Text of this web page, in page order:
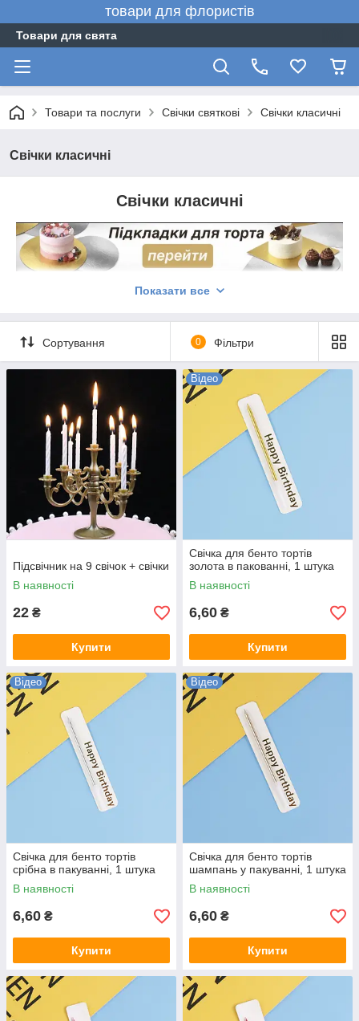
товари для флористів
Товари для свята
Товари та послуги Свічки святкові Свічки класичні
Свічки класичні
Свічки класичні
Показати все
Сортування 0 Фільтри
Підсвічник на 9 свічок + свічки
В наявності
22 ₴
Купити
Відео
Свічка для бенто тортів
золота в пакованні, 1 штука
В наявності
6,60 ₴
Купити
Відео
Свічка для бенто тортів
срібна в пакуванні, 1 штука
В наявності
6,60 ₴
Купити
Відео
Свічка для бенто тортів
шампань у пакуванні, 1 штука
В наявності
6,60 ₴
Купити